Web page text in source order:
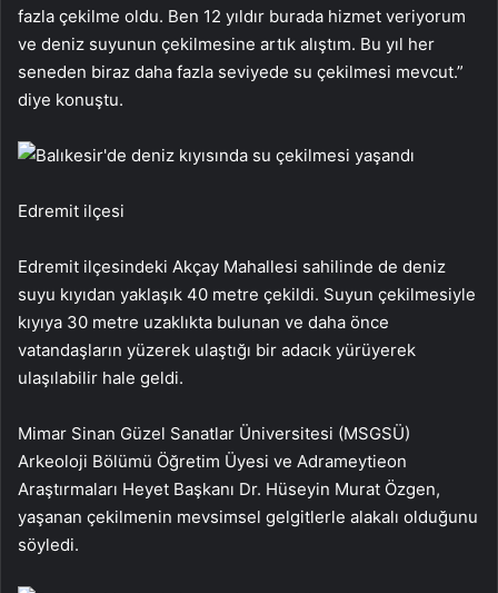
fazla çekilme oldu. Ben 12 yıldır burada hizmet veriyorum
ve deniz suyunun çekilmesine artık alıştım. Bu yıl her
seneden biraz daha fazla seviyede su çekilmesi mevcut.”
diye konuştu.
Edremit ilçesi
Edremit ilçesindeki Akçay Mahallesi sahilinde de deniz
suyu kıyıdan yaklaşık 40 metre çekildi. Suyun çekilmesiyle
kıyıya 30 metre uzaklıkta bulunan ve daha önce
vatandaşların yüzerek ulaştığı bir adacık yürüyerek
ulaşılabilir hale geldi.
Mimar Sinan Güzel Sanatlar Üniversitesi (MSGSÜ)
Arkeoloji Bölümü Öğretim Üyesi ve Adrameytieon
Araştırmaları Heyet Başkanı Dr. Hüseyin Murat Özgen,
yaşanan çekilmenin mevsimsel gelgitlerle alakalı olduğunu
söyledi.